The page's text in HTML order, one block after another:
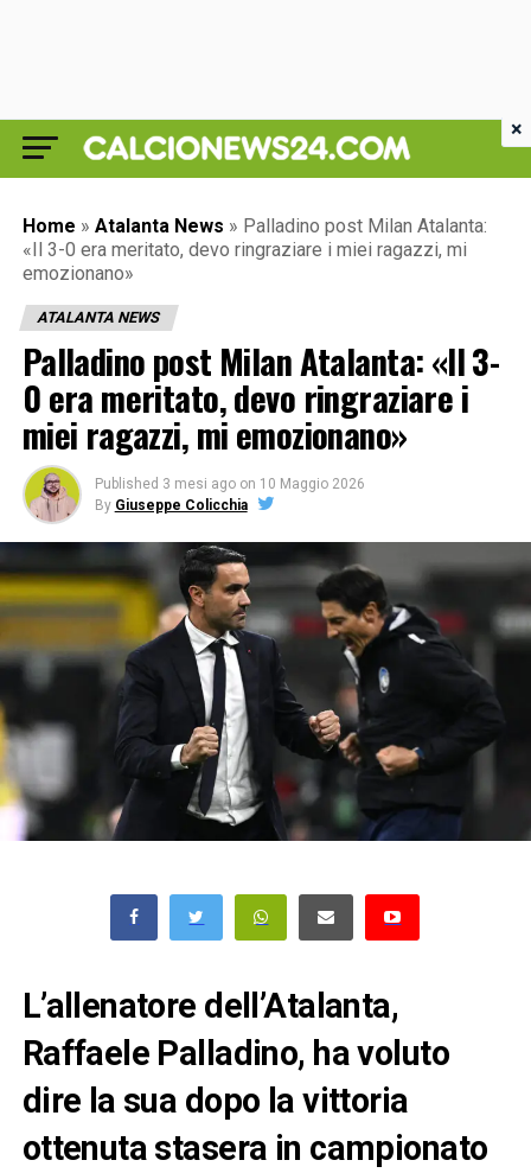
Home » Atalanta News » Palladino post Milan Atalanta:
«Il 3-0 era meritato, devo ringraziare i miei ragazzi, mi
emozionano»
ATALANTA NEWS
Palladino post Milan Atalanta: «Il 3-
0 era meritato, devo ringraziare i
miei ragazzi, mi emozionano»
Published 3 mesi ago on 10 Maggio 2026
By Giuseppe Colicchia
L’allenatore dell’Atalanta,
Raffaele Palladino, ha voluto
dire la sua dopo la vittoria
ottenuta stasera in campionato
×